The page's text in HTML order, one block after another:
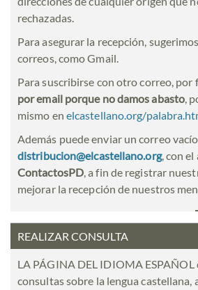
rechazadas.
Para asegurar la recepción,
correos, como Gmail.
Para suscribirse con otro correo, por
por email porque no damos abasto,
mismo en elcastellano.org/
Además puede enviar un correo
distribucion@elcastellano.org, con
ContactosPD, a fin de registrar
mejorar la recepción de nuestros
REALIZAR CONSULTA
LA PÁGINA DEL IDIOMA ESPAÑOL
consultas sobre la lengua castellana,